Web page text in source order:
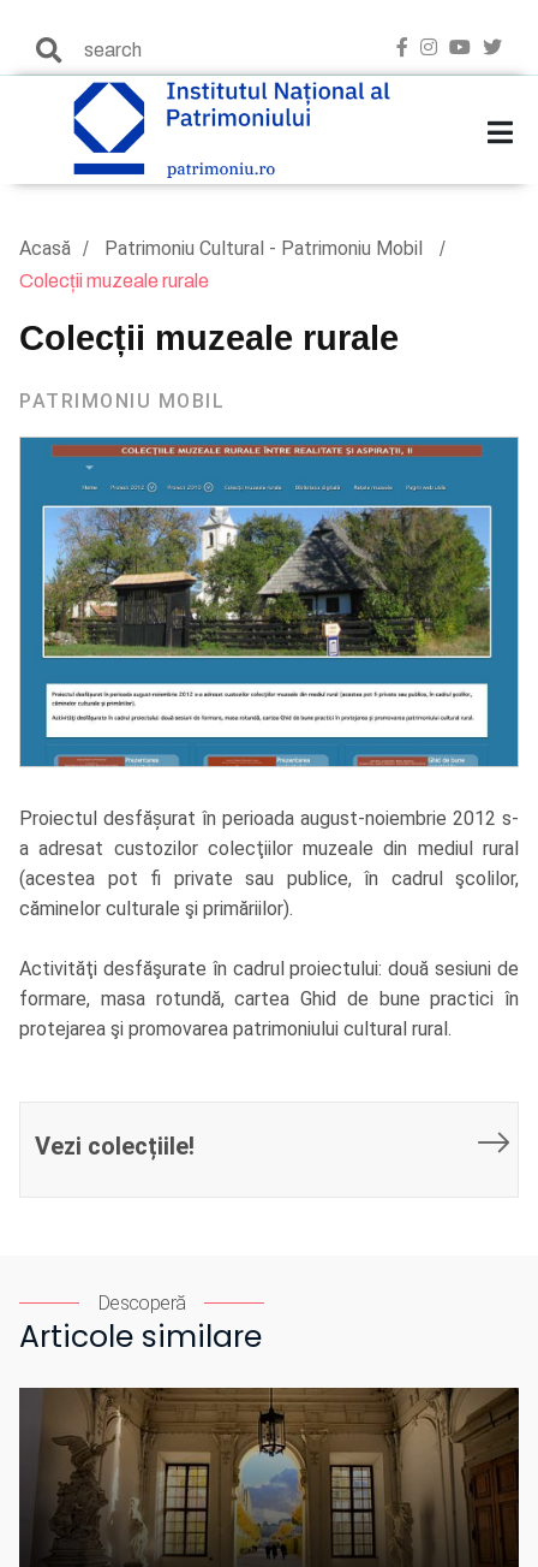
Acasă Patrimoniu Cultural - Patrimoniu Mobil
Colecții muzeale rurale
Colecții muzeale rurale
PATRIMONIU MOBIL
Proiectul desfășurat în perioada august-noiembrie 2012 s-
a adresat custozilor colecţiilor muzeale din mediul rural
(acestea pot fi private sau publice, în cadrul şcolilor,
căminelor culturale şi primăriilor).
Activităţi desfăşurate în cadrul proiectului: două sesiuni de
formare, masa rotundă, cartea Ghid de bune practici în
protejarea şi promovarea patrimoniului cultural rural.
Vezi colecțiile!
Descoperă
Articole similare